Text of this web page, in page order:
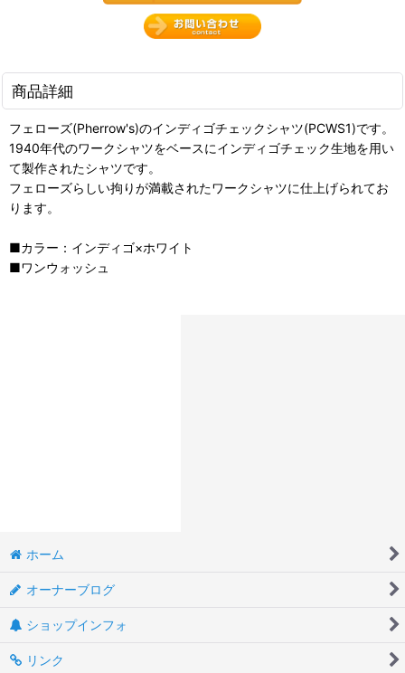
商品詳細
フェローズ(Pherrow's)のインディゴチェックシャツ(PCWS1)です。
1940年代のワークシャツをベースにインディゴチェック生地を用い
て製作されたシャツです。
フェローズらしい拘りが満載されたワークシャツに仕上げられてお
ります。
■カラー：インディゴ×ホワイト
■ワンウォッシュ
ホーム
オーナーブログ
ショップインフォ
リンク